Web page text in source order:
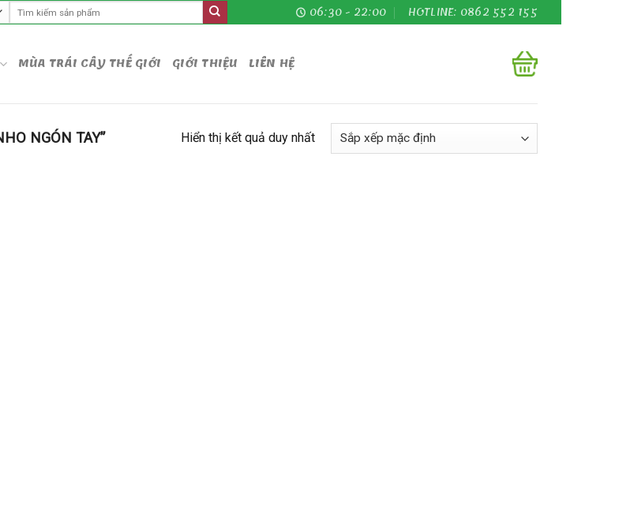
06:30 - 22:00 HOTLINE: 0862 552 155
MÙA TRÁI CÂY THẾ GIỚI GIỚI THIỆU LIÊN HỆ
NGÓN TAY” Hiển thị kết quả duy nhất